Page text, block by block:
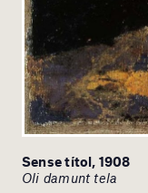
Sense títol, 1908
Oli damunt tela